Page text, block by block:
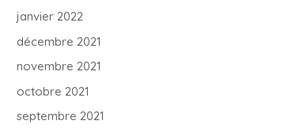
janvier 2022
décembre 2021
novembre 2021
octobre 2021
septembre 2021